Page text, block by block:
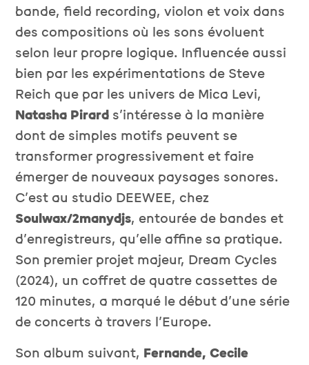
bande, field recording, violon et voix dans
des compositions où les sons évoluent
selon leur propre logique. Influencée aussi
bien par les expérimentations de Steve
Reich que par les univers de Mica Levi,
Natasha Pirard s’intéresse à la manière
dont de simples motifs peuvent se
transformer progressivement et faire
émerger de nouveaux paysages sonores.
C’est au studio DEEWEE, chez
Soulwax/2manydjs, entourée de bandes et
d’enregistreurs, qu’elle affine sa pratique.
Son premier projet majeur, Dream Cycles
(2024), un coffret de quatre cassettes de
120 minutes, a marqué le début d’une série
de concerts à travers l’Europe.
Son album suivant, Fernande, Cecile